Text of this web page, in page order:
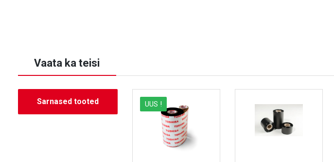
Vaata ka teisi
Sarnased tooted UUS !